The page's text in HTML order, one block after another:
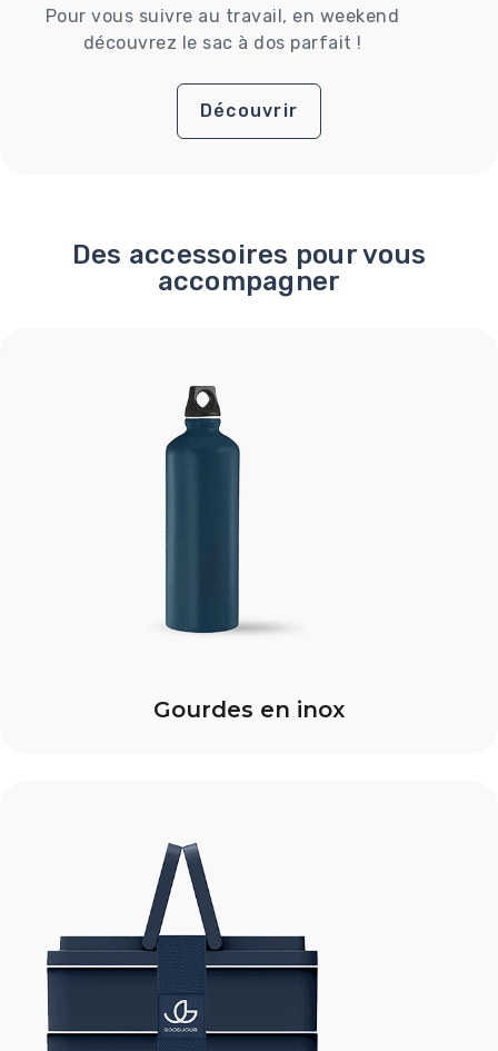
Pour vous suivre au travail, en weekend
découvrez le sac à dos parfait !
Découvrir
Des accessoires pour vous
accompagner
Gourdes en inox